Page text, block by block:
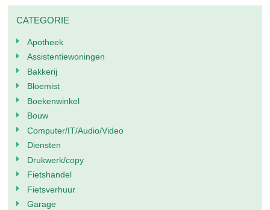
CATEGORIE
Apotheek
Assistentiewoningen
Bakkerij
Bloemist
Boekenwinkel
Bouw
Computer/IT/Audio/Video
Diensten
Drukwerk/copy
Fietshandel
Fietsverhuur
Garage